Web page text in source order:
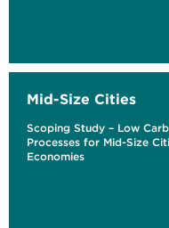
Mid-Size Cities
Scoping Study – Low
Processes for Mid-Size
Economies